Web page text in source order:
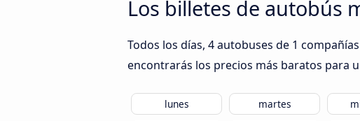
Los billetes de autobús
Todos los días, 4 autobuses de 1
encontrarás los precios más baratos para
lunes martes